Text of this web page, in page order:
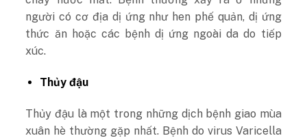
người có cơ địa dị ứng như hen phế quản, dị ứng
thức ăn hoặc các bệnh dị ứng ngoài da do tiếp
xúc.
Thủy đậu
Thủy đậu là một trong những dịch bệnh giao mùa
xuân hè thường gặp nhất. Bệnh do virus Varicella